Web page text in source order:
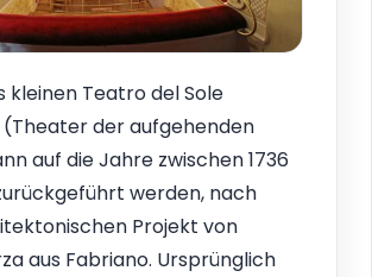
kleinen Teatro del Sole
der aufgehenden
auf die Jahre zwischen 1736
werden, nach
Projekt von
aus Fabriano. Ursprünglich